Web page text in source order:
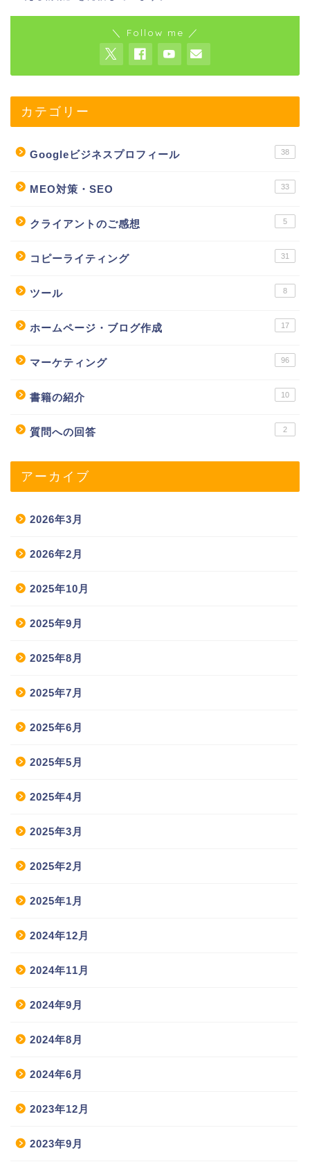
＼ Follow me ／
カテゴリー
Googleビジネスプロフィール 38
MEO対策・SEO 33
クライアントのご感想 5
コピーライティング 31
ツール 8
ホームページ・ブログ作成 17
マーケティング 96
書籍の紹介 10
質問への回答 2
アーカイブ
2026年3月
2026年2月
2025年10月
2025年9月
2025年8月
2025年7月
2025年6月
2025年5月
2025年4月
2025年3月
2025年2月
2025年1月
2024年12月
2024年11月
2024年9月
2024年8月
2024年6月
2023年12月
2023年9月